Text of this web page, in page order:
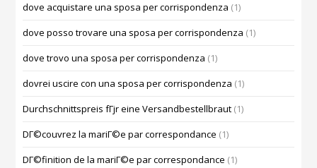
dove acquistare una sposa per corrispondenza (1)
dove posso trovare una sposa per corrispondenza (1)
dove trovo una sposa per corrispondenza (1)
dovrei uscire con una sposa per corrispondenza (1)
Durchschnittspreis fГјr eine Versandbestellbraut (1)
DГ©couvrez la mariГ©e par correspondance (1)
DГ©finition de la mariГ©e par correspondance (1)